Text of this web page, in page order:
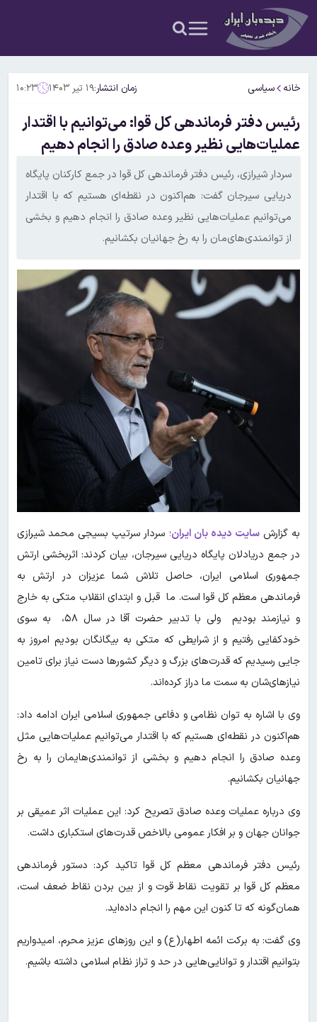
خانه سیاسی زمان انتشار:۱۹ تیر ۱۴۰۳ ۱۰:۲۳
رئیس دفتر فرماندهی کل قوا: می‌توانیم با اقتدار
عملیات‌هایی نظیر وعده صادق را انجام دهیم
سردار شیرازی، رئیس دفتر فرماندهی کل قوا در جمع کارکنان پایگاه
دریایی سیرجان گفت: هم‌اکنون در نقطه‌ای هستیم که با اقتدار
می‌توانیم عملیات‌هایی نظیر وعده صادق را انجام دهیم و بخشی
از توانمندی‌های‌مان را به رخ جهانیان بکشانیم.
به گزارشسایت دیده بان ایران؛ سردار سرتیپ بسیجی محمد شیرازی
در جمع دریادلان پایگاه دریایی سیرجان، بیان کردند: اثربخشی ارتش
جمهوری اسلامی ایران، حاصل تلاش شما عزیزان در ارتش به
فرماندهی معظم کل قوا است. ما قبل و ابتدای انقلاب متکی به خارج
و نیازمند بودیم ولی با تدبیر حضرت آقا در سال ۵۸، به سوی
خودکفایی رفتیم و از شرایطی که متکی به بیگانگان بودیم امروز به
جایی رسیدیم که قدرت‌های بزرگ و دیگر کشورها دست نیاز برای تامین
نیازهای‌شان به سمت ما دراز کرده‌اند.
وی با اشاره به توان نظامی و دفاعی جمهوری اسلامی ایران ادامه داد:
هم‌اکنون در نقطه‌ای هستیم که با اقتدار می‌توانیم عملیات‌هایی مثل
وعده صادق را انجام دهیم و بخشی از توانمندی‌هایمان را به رخ
جهانیان بکشانیم.
وی درباره عملیات وعده صادق تصریح کرد: این عملیات اثر عمیقی بر
جوانان جهان و بر افکار عمومی بالاخص قدرت‌های استکباری داشت.
رئیس دفتر فرماندهی معظم کل قوا تاکید کرد: دستور فرماندهی
معظم کل قوا بر تقویت نقاط قوت و از بین بردن نقاط ضعف است،
همان‌گونه که تا کنون این مهم را انجام داده‌اید.
وی گفت: به برکت ائمه اطهار(ع) و این روزهای عزیز محرم، امیدواریم
بتوانیم اقتدار و توانایی‌هایی در حد و تراز نظام اسلامی داشته باشیم.